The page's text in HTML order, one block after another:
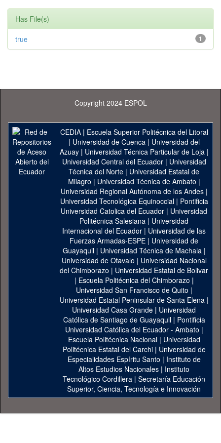
Has File(s)
1
true
Copyright 2024 ESPOL
CEDIA| Escuela Superior Politécnica del Litoral
| Universidad de Cuenca| Universidad del
Azuay| Universidad Técnica Particular de Loja|
Universidad Central del Ecuador| Universidad
Técnica del Norte | Universidad Estatal de
Milagro | Universidad Técnica de Ambato |
Universidad Regional Autónoma de los Andes|
Universidad Tecnológica Equinoccial| Pontificia
Universidad Catolica del Ecuador | Universidad
Politécnica Salesiana | Universidad
Internacional del Ecuador | Universidad de las
Fuerzas Armadas-ESPE | Universidad de
Guayaquil| Universidad Técnica de Machala|
Universidad de Otavalo | Universidad Nacional
del Chimborazo | Universidad Estatal de Bolivar
| Escuela Politécnica del Chimborazo |
Universidad San Francisco de Quito |
Universidad Estatal Peninsular de Santa Elena|
Universidad Casa Grande | Universidad
Católica de Santiago de Guayaquil| Pontificia
Universidad Católica del Ecuador - Ambato |
Escuela Politécnica Nacional| Universidad
Politécnica Estatal del Carchi| Universidad de
Especialidades Espíritu Santo | Instituto de
Altos Estudios Nacionales | Instituto
Tecnológico Cordillera | Secretaría Educación
Superior, Ciencia, Tecnología e Innovación